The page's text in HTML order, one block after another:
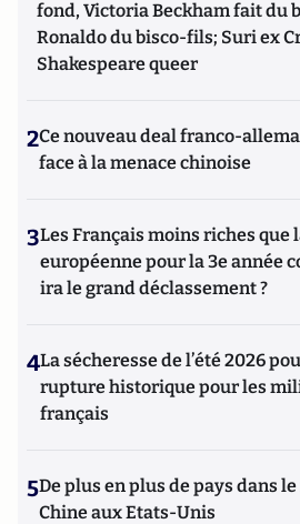
fond, Victoria Beckham fait du
Ronaldo du bisco-fils; Suri ex
Shakespeare queer
2Ce nouveau deal franco-
face à la menace chinoise
3Les Français moins riches que
européenne pour la 3e année
ira le grand déclassement ?
4La sécheresse de l’été 2026
rupture historique pour les
français
5De plus en plus de pays dans
Chine aux Etats-Unis